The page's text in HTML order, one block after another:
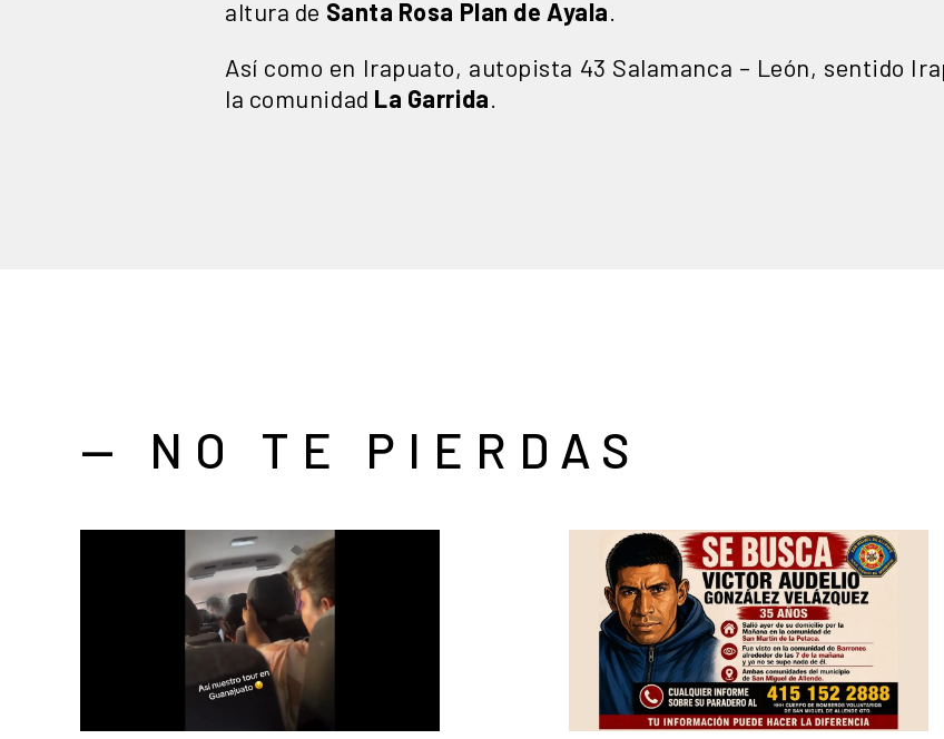
altura de Santa Rosa Plan de Ayala
Así como en Irapuato, autopista 43 Salamanca – León, sentido
la comunidad La Garrida
— NO TE PIERDAS